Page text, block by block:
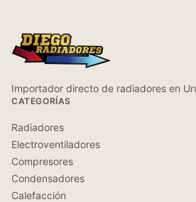
Importador directo de radiadores en
CATEGORÍAS
Radiadores
Electroventiladores
Compresores
Condensadores
Calefacción